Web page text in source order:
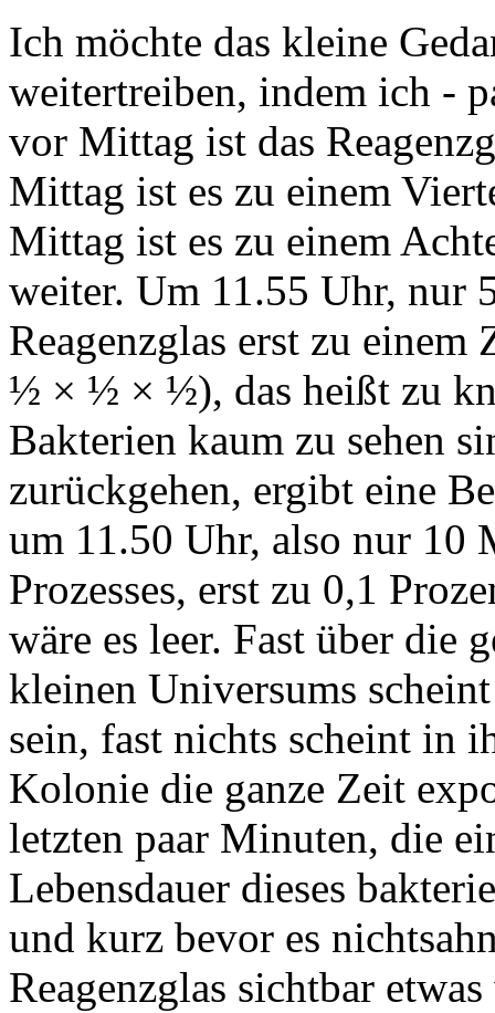
Ich möchte das kleine
weitertreiben, indem ich -
vor Mittag ist das
Mittag ist es zu einem
Mittag ist es zu einem
weiter. Um 11.55 Uhr, nur
Reagenzglas erst zu
½ × ½ × ½), das heißt zu
Bakterien kaum zu sehen
zurückgehen, ergibt eine
um 11.50 Uhr, also nur 10
Prozesses, erst zu 0,1
wäre es leer. Fast über die
kleinen Universums
sein, fast nichts scheint in
Kolonie die ganze Zeit
letzten paar Minuten, die
Lebensdauer dieses
und kurz bevor es
Reagenzglas sichtbar